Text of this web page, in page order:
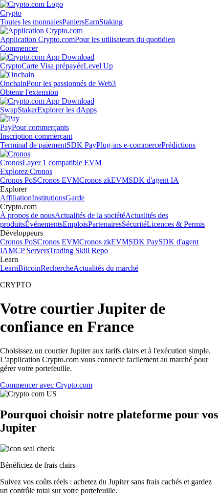
Crypto
Toutes les monnaiesPaniersEarnStaking
Application Crypto.comPour les utilisateurs du quotidien
Commencer
CryptoCarte Visa prépayéeLevel Up
OnchainPour les passionnés de Web3
Obtenir l'extension
SwapStakerExplorer les dApps
PayPour commerçants
Inscription commerçant
Terminal de paiementSDK PayPlug-ins e-commercePrédictions
CronosLayer 1 compatible EVM
Explorez Cronos
Cronos PoSCronos EVMCronos zkEVMSDK d'agent IA
Explorer
AffiliationInstitutionsGarde
Crypto.com
À propos de nousActualités de la sociétéActualités des
produitsÉvénementsEmploisPartenairesSécuritéLicences & Permis
Développeurs
Cronos PoSCronos EVMCronos zkEVMSDK PaySDK d'agent
IAMCP ServersTrading Skill Repo
Learn
LearnBitcoinRechercheActualités du marché
CRYPTO
Votre courtier Jupiter de
confiance en France
Choisissez un courtier Jupiter aux tarifs clairs et à l'exécution simple.
L'application Crypto.com vous connecte facilement au marché pour
gérer votre portefeuille.
Commencer avec Crypto.com
Pourquoi choisir notre plateforme pour vos
Jupiter
Bénéficiez de frais clairs
Suivez vos coûts réels : achetez du Jupiter sans frais cachés et gardez
un contrôle total sur votre portefeuille.